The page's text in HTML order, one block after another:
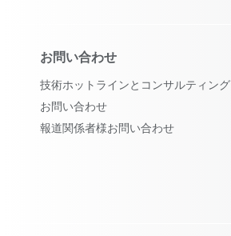
お問い合わせ
技術ホットラインとコンサルティング
お問い合わせ
報道関係者様お問い合わせ